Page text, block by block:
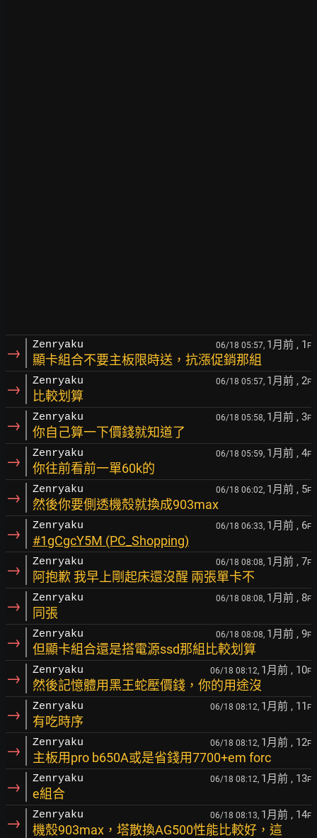
→ Zenryaku 06/18 05:57, 1月前 , 1 F
顯卡組合不要主板限時送，抗漲促銷那組
→ Zenryaku 06/18 05:57, 1月前 , 2F
比較划算
→ Zenryaku 06/18 05:58, 1月前 , 3F
你自己算一下價錢就知道了
→ Zenryaku 06/18 05:59, 1月前 , 4F
你往前看前一單60k的
→ Zenryaku 06/18 06:02, 1月前 , 5F
然後你要側透機殼就換成903max
→ Zenryaku 06/18 06:33, 1月前 , 6F
#1gCgcY5M (PC_Shopping)
→ Zenryaku 06/18 08:08, 1月前 , 7F
阿抱歉 我早上剛起床還沒醒 兩張單卡不
→ Zenryaku 06/18 08:08, 1月前 , 8F
同張
→ Zenryaku 06/18 08:08, 1月前 , 9F
但顯卡組合還是搭電源ssd那組比較划算
→ Zenryaku 06/18 08:12, 1月前 , 10F
然後記憶體用黑王蛇壓價錢，你的用途沒
→ Zenryaku 06/18 08:12, 1月前 , 11 F
有吃時序
→ Zenryaku 06/18 08:12, 1月前 , 12F
主板用pro b650A或是省錢用7700+em forc
→ Zenryaku 06/18 08:12, 1月前 , 13F
e組合
→ Zenryaku 06/18 08:13, 1月前 , 14F
機殼903max，塔散換AG500性能比較好，這